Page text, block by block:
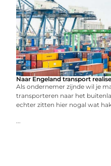
Naar Engeland transport
Als ondernemer zijnde wil je
transporteren naar het
echter zitten hier nogal wat
...